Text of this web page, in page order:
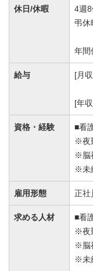
休日/休暇
4週
弔休
年間
給与 [月
[年
資格・経験
■看
※夜
※脳
※未
雇用形態 正社
求める人材
■看
※夜
※脳
※未